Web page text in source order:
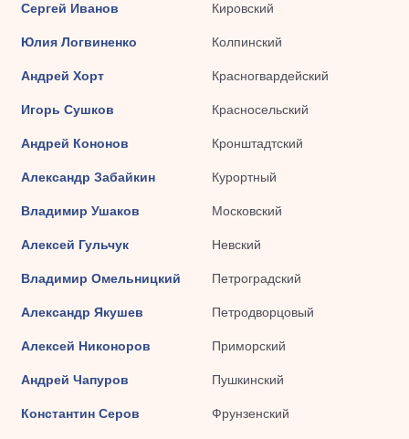
Сергей Иванов Кировский
Юлия Логвиненко Колпинский
Андрей Хорт Красногвардейский
Игорь Сушков Красносельский
Андрей Кононов Кронштадтский
Александр Забайкин Курортный
Владимир Ушаков Московский
Алексей Гульчук Невский
Владимир Омельницкий Петроградский
Александр Якушев Петродворцовый
Алексей Никоноров Приморский
Андрей Чапуров Пушкинский
Константин Серов Фрунзенский